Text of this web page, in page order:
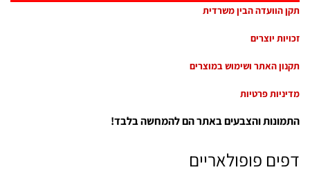
תקן הוועדה הבין משרדית
זכויות יוצרים
תקנון האתר ושימוש במוצרים
מדיניות פרטיות
התמונות והצבעים באתר הם להמחשה בלבד!
דפים פופולאריים